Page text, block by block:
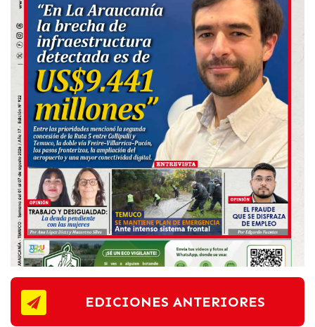
EDICIONES ANTERIORES